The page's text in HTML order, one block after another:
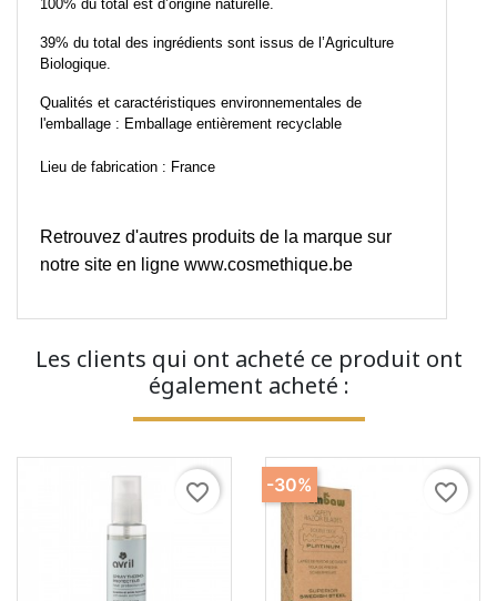
100% du total est d’origine naturelle.
39% du total des ingrédients sont issus de l’Agriculture
Biologique.
Qualités et caractéristiques environnementales de
l'emballage : Emballage entièrement recyclable
Lieu de fabrication : France
Retrouvez d'autres produits de la marque sur
notre site en ligne www.cosmethique.be
Les clients qui ont acheté ce produit ont
également acheté :
favorite_border favorite_border
-30%